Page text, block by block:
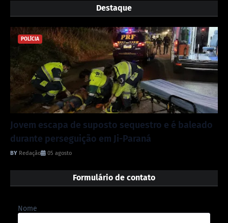
Destaque
POLÍCIA
Jovem escapa de suposto sequestro e é baleado
durante perseguição em Ji-Paraná
Redação 05 agosto
Formulário de contato
Nome